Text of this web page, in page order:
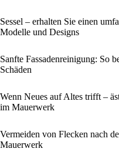
Sessel – erhalten Sie einen
Modelle und Designs
Sanfte Fassadenreinigung: So
Schäden
Wenn Neues auf Altes trifft –
im Mauerwerk
Vermeiden von Flecken nach
Mauerwerk